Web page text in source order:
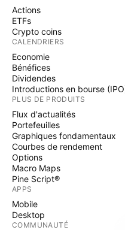
Actions
ETFs
Crypto coins
CALENDRIERS
Economie
Bénéfices
Dividendes
Introductions en bourse
PLUS DE PRODUITS
Flux d'actualités
Portefeuilles
Graphiques fondamentaux
Courbes de rendement
Options
Macro Maps
Pine Script®
APPS
Mobile
Desktop
COMMUNAUTÉ